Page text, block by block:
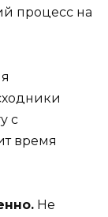
процесс на
с
время
Не